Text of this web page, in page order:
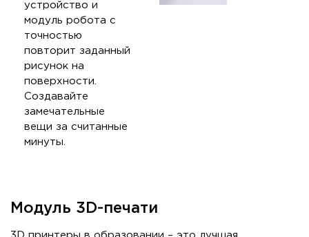
устройство и
модуль робота с
точностью
повторит заданный
рисунок на
поверхности.
Создавайте
замечательные
вещи за считанные
минуты.
Модуль 3D-печати